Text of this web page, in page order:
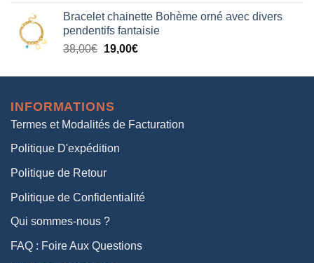
initial
était :
38,00€.
actuel
est :
19,00€.
Bracelet chainette Bohème orné avec divers
pendentifs fantaisie
38,00€ Le
initial
38,00€.
19,00€Le
actuel
INFORMATIONS
Termes et Modalités de Facturation
Politique D'expédition
Politique de Retour
Politique de Confidentialité
Qui sommes-nous ?
FAQ : Foire Aux Questions